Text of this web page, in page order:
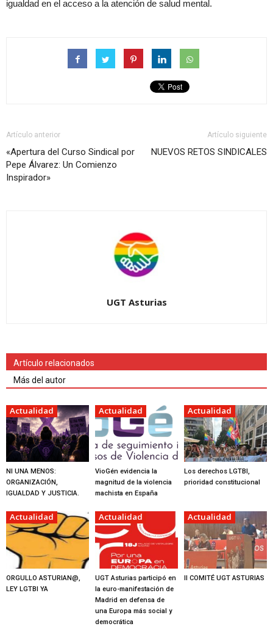
igualdad en el acceso a la atención de salud mental.
Artículo anterior
«Apertura del Curso Sindical por
Pepe Álvarez: Un Comienzo
Inspirador»
Artículo siguiente
NUEVOS RETOS SINDICALES
UGT Asturias
Artículo relacionados
Más del autor
Actualidad
NI UNA MENOS:
ORGANIZACIÓN,
IGUALDAD Y JUSTICIA.
Actualidad
VioGén evidencia la
magnitud de la violencia
machista en España
Actualidad
Los derechos LGTBI,
prioridad constitucional
Actualidad
ORGULLO ASTURIAN@,
LEY LGTBI YA
Actualidad
UGT Asturias participó en
la euro-manifestación de
Madrid en defensa de
una Europa más social y
democrática
Actualidad
II COMITÉ UGT ASTURIAS